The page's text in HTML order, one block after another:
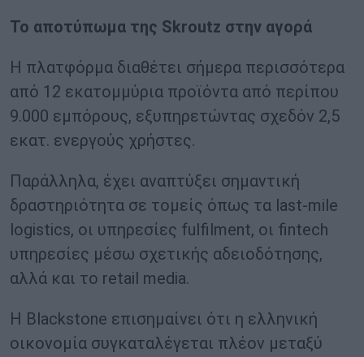
Το αποτύπωμα της Skroutz στην αγορά
Η πλατφόρμα διαθέτει σήμερα περισσότερα
από 12 εκατομμύρια προϊόντα από περίπου
9.000 εμπόρους, εξυπηρετώντας σχεδόν 2,5
εκατ. ενεργούς χρήστες.
Παράλληλα, έχει αναπτύξει σημαντική
δραστηριότητα σε τομείς όπως τα last-mile
logistics, οι υπηρεσίες fulfilment, οι fintech
υπηρεσίες μέσω σχετικής αδειοδότησης,
αλλά και το retail media.
Η Blackstone επισημαίνει ότι η ελληνική
οικονομία συγκαταλέγεται πλέον μεταξύ